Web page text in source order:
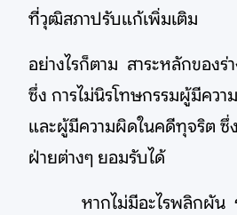
ที่วุฒิสภาปรับแก้เพิ่มเติม
อย่างไรก็ตาม สาระหลักของร่
ซึ่ง การไม่นิรโทษกรรมผู้มีควา
และผู้มีความผิดในคดีทุจริต ซึ่
ฝ่ายต่างๆ ยอมรับได้
หากไม่มีอะไรพลิกผัน ร่